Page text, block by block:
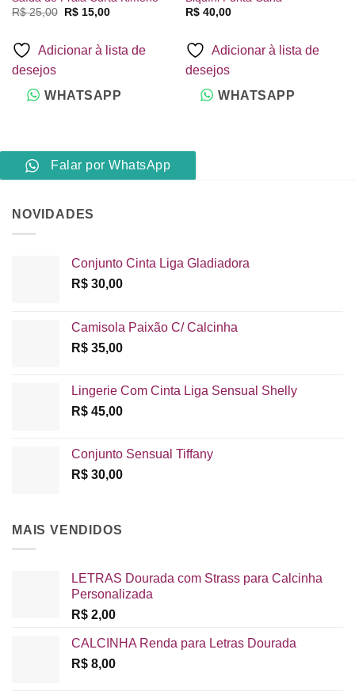
R$25,00
O
R$ 25,00.
R$15,00O
R$ 15,00.
Adicionar à lista de
desejos
WHATSAPP
R$40,00
Adicionar à lista de
desejos
WHATSAPP
Falar por WhatsApp
NOVIDADES
Conjunto Cinta Liga Gladiadora
R$ 30,00
Camisola Paixão C/ Calcinha
R$ 35,00
Lingerie Com Cinta Liga Sensual Shelly
R$ 45,00
Conjunto Sensual Tiffany
R$ 30,00
MAIS VENDIDOS
LETRAS Dourada com Strass para Calcinha
Personalizada
R$ 2,00
CALCINHA Renda para Letras Dourada
R$ 8,00